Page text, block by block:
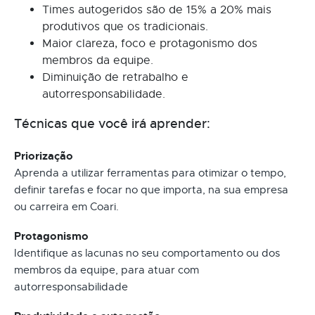
Times autogeridos são de 15% a 20% mais
produtivos que os tradicionais.
Maior clareza, foco e protagonismo dos
membros da equipe.
Diminuição de retrabalho e
autorresponsabilidade.
Técnicas que você irá aprender:
Priorização
Aprenda a utilizar ferramentas para otimizar o tempo,
definir tarefas e focar no que importa, na sua empresa
ou carreira em Coari.
Protagonismo
Identifique as lacunas no seu comportamento ou dos
membros da equipe, para atuar com
autorresponsabilidade